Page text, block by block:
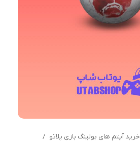
خرید آیتم های بولینگ بازی پلاتو